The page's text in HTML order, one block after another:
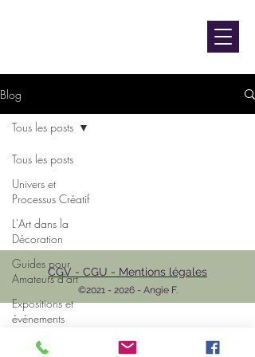
Blog
Tous les posts
Univers et
Processus Créatif
L'Art dans la
Décoration
Guides pour
Amateurs d'art
Expositions et
événements
L'Art et les
Tous les posts
CGV - CGU - Mentions légales
©2021 - 2026- Angie F.